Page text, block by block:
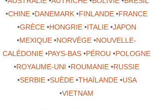
•CHINE •DANEMARK •FINLANDE •FRANCE
•GRÈCE•HONGRIE•ITALIE•JAPON
•MEXIQUE •NORVÈGE •NOUVELLE-
CALÉDONIE •PAYS-BAS •PÉROU •POLOGNE
•ROYAUME-UNI •ROUMANIE •RUSSIE
•SERBIE•SUÈDE•THAÏLANDE•USA
•VIETNAM